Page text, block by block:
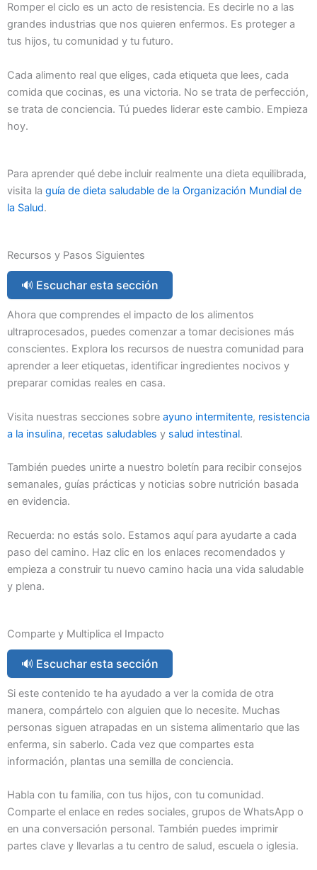
Romper el ciclo es un acto de resistencia. Es decirle no a las
grandes industrias que nos quieren enfermos. Es proteger a
tus hijos, tu comunidad y tu futuro.
Cada alimento real que eliges, cada etiqueta que lees, cada
comida que cocinas, es una victoria. No se trata de perfección,
se trata de conciencia. Tú puedes liderar este cambio. Empieza
hoy.
Para aprender qué debe incluir realmente una dieta equilibrada,
visita la guía de dieta saludable de la Organización Mundial de
la Salud.
Recursos y Pasos Siguientes
🔊 Escuchar esta sección
Ahora que comprendes el impacto de los alimentos
ultraprocesados, puedes comenzar a tomar decisiones más
conscientes. Explora los recursos de nuestra comunidad para
aprender a leer etiquetas, identificar ingredientes nocivos y
preparar comidas reales en casa.
Visita nuestras secciones sobre ayuno intermitente, resistencia
a la insulina, recetas saludables y salud intestinal.
También puedes unirte a nuestro boletín para recibir consejos
semanales, guías prácticas y noticias sobre nutrición basada
en evidencia.
Recuerda: no estás solo. Estamos aquí para ayudarte a cada
paso del camino. Haz clic en los enlaces recomendados y
empieza a construir tu nuevo camino hacia una vida saludable
y plena.
Comparte y Multiplica el Impacto
🔊 Escuchar esta sección
Si este contenido te ha ayudado a ver la comida de otra
manera, compártelo con alguien que lo necesite. Muchas
personas siguen atrapadas en un sistema alimentario que las
enferma, sin saberlo. Cada vez que compartes esta
información, plantas una semilla de conciencia.
Habla con tu familia, con tus hijos, con tu comunidad.
Comparte el enlace en redes sociales, grupos de WhatsApp o
en una conversación personal. También puedes imprimir
partes clave y llevarlas a tu centro de salud, escuela o iglesia.